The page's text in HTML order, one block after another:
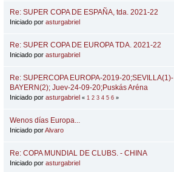
Re: SUPER COPA DE ESPAÑA, tda. 2021-22
Iniciado por asturgabriel
Re: SUPER COPA DE EUROPA TDA. 2021-22
Iniciado por asturgabriel
Re: SUPERCOPA EUROPA-2019-20;SEVILLA(1)-
BAYERN(2); Juev-24-09-20;Puskás Aréna
Iniciado por asturgabriel « 1 2 3 4 5 6 »
Wenos días Europa...
Iniciado porAlvaro
Re: COPA MUNDIAL DE CLUBS. - CHINA
Iniciado por asturgabriel